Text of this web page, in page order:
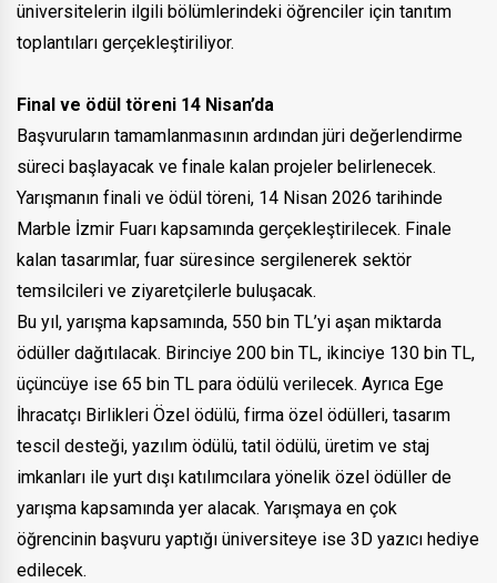
üniversitelerin ilgili bölümlerindeki öğrenciler için tanıtım
toplantıları gerçekleştiriliyor.
Final ve ödül töreni 14 Nisan’da
Başvuruların tamamlanmasının ardından jüri değerlendirme
süreci başlayacak ve finale kalan projeler belirlenecek.
Yarışmanın finali ve ödül töreni, 14 Nisan 2026 tarihinde
Marble İzmir Fuarı kapsamında gerçekleştirilecek. Finale
kalan tasarımlar, fuar süresince sergilenerek sektör
temsilcileri ve ziyaretçilerle buluşacak.
Bu yıl, yarışma kapsamında, 550 bin TL’yi aşan miktarda
ödüller dağıtılacak. Birinciye 200 bin TL, ikinciye 130 bin TL,
üçüncüye ise 65 bin TL para ödülü verilecek. Ayrıca Ege
İhracatçı Birlikleri Özel ödülü, firma özel ödülleri, tasarım
tescil desteği, yazılım ödülü, tatil ödülü, üretim ve staj
imkanları ile yurt dışı katılımcılara yönelik özel ödüller de
yarışma kapsamında yer alacak. Yarışmaya en çok
öğrencinin başvuru yaptığı üniversiteye ise 3D yazıcı hediye
edilecek.